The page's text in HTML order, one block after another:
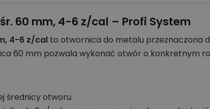
60 mm, 4-6 z/cal – Profi System
4-6 z/cal to otwornica do metalu przeznaczona
60 mm pozwala wykonać otwór o konkretnym
średnicy otworu.